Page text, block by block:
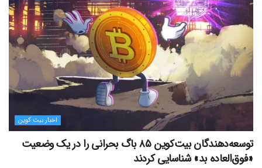
اخبار بیت کوین
توسعه‌دهندگان بیت‌کوین ۸۵ باگ بحرانی را در یک وضعیت
«فوق‌العاده بد» شناسایی کردند